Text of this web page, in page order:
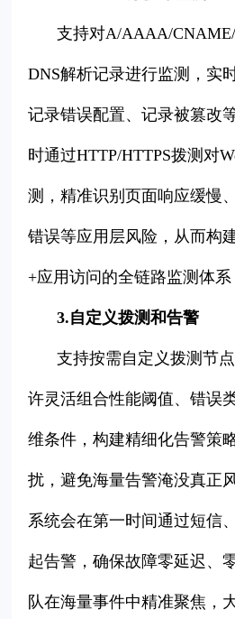
支持对A/AAAA/
DNS解析记录进行监测，实
记录错误配置、记录被篡改
时通过HTTP/HTTPS拨测对
测，精准识别页面响应缓慢
错误等应用层风险，从而构
+应用访问的全链路监测体系
3.自定义拨测和告警
支持按需自定义拨测节
许灵活组合性能阈值、错误
维条件，构建精细化告警策
扰，避免海量告警淹没真正
系统会在第一时间通过短信
起告警，确保故障零延迟、
队在海量事件中精准聚焦，